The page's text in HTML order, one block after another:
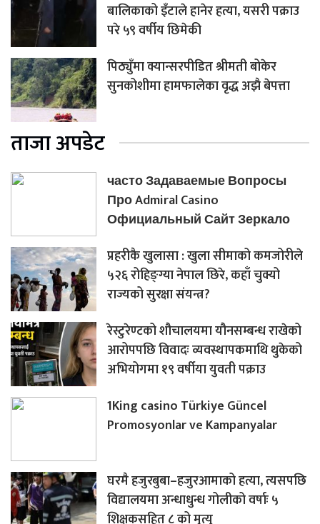
बालिकाको इँटाले हानेर हत्या, यसरी पक्राउ
परे ५९ वर्षीय छिमेकी
पिठ्युँमा क्यान्सरपीडित श्रीमती बोकेर
सुनकोशीमा हामफालेका वृद्ध अझै बेपत्ता
ताजा अपडेट
часто Задаваемые Вопросы
Про Admiral Casino
Официальный Сайт Зеркало
प्रहरीकै खुलासा : खुला सीमाको कमजोरीले
५२६ रोहिङ्ग्या नेपाल छिरे, कहाँ चुक्यो
राज्यको सुरक्षा संयन्त्र?
रेस्टुरेण्टको शौचालयमा यौनसम्बन्ध राखेको
आरोपपछि विवादः व्यवस्थापकमाथि थुकेको
अभियोगमा १९ वर्षीया युवती पक्राउ
1King casino Türkiye Güncel
Promosyonlar ve Kampanyalar
घरमै हजुरबुबा–हजुरआमाको हत्या, त्यसपछि
विद्यालयमा अन्धाधुन्ध गोलीको वर्षाः ५
शिक्षकसहित ८ को मृत्यु